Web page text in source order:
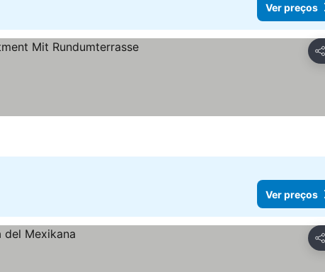
Ver preços
Ver preços